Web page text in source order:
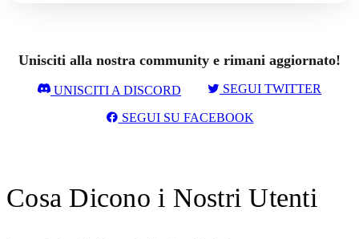
Unisciti alla nostra community e rimani aggiornato!
UNISCITI A DISCORD SEGUI TWITTER
SEGUI SU FACEBOOK
Cosa Dicono i Nostri Utenti